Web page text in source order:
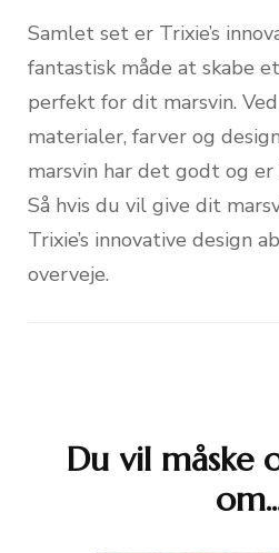
Samlet set er Trixie’s
fantastisk måde at skabe
perfekt for dit marsvin.
materialer, farver og
marsvin har det godt og
Så hvis du vil give dit
Trixie’s innovative design
overveje.
Du vil måske